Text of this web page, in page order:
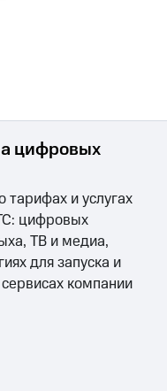
цифровых
тарифах и услугах
цифровых
ТВ и медиа,
для запуска и
компании